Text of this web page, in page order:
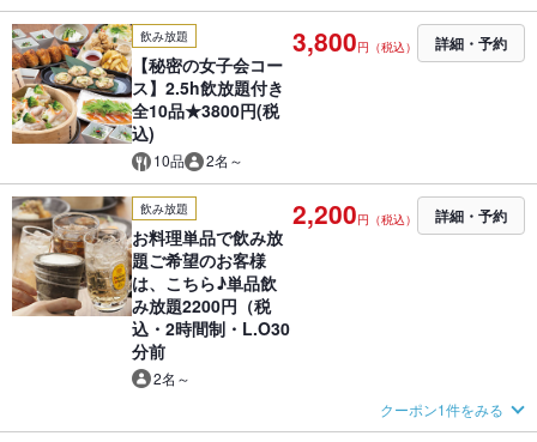
飲み放題
【秘密の女子会コー
ス】2.5h飲放題付き
全10品★3800円(税
込)
10品 2名～
3,800円（税込） 詳細・予約
飲み放題
お料理単品で飲み放
題ご希望のお客様
は、こちら♪単品飲
み放題2200円（税
込・2時間制・L.O30
分前
2名～
2,200円（税込） 詳細・予約
クーポン1件をみる